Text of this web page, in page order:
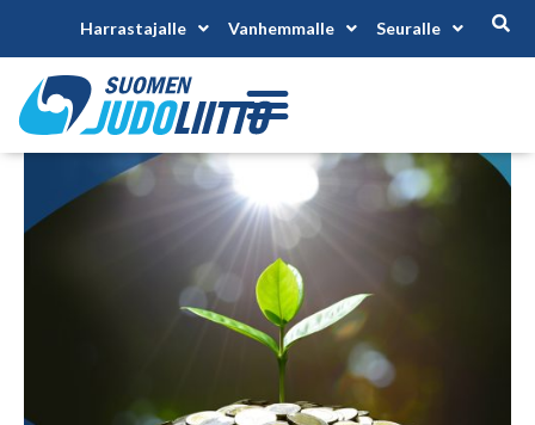
Harrastajalle Vanhemmalle Seuralle